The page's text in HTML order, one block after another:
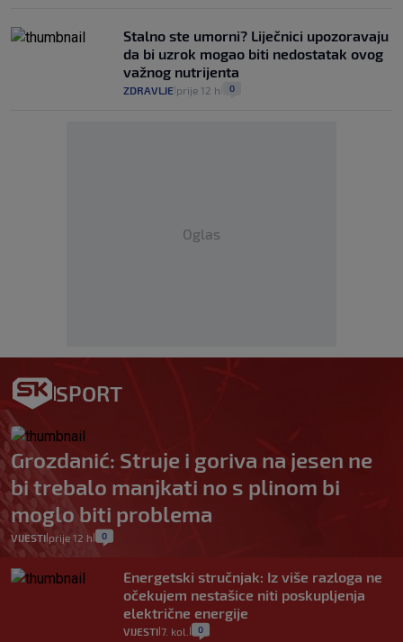
Stalno ste umorni? Liječnici upozoravaju
da bi uzrok mogao biti nedostatak ovog
važnog nutrijenta
ZDRAVLJE prije 12 h 0
Oglas
SPORT
Grozdanić: Struje i goriva na jesen ne
bi trebalo manjkati no s plinom bi
moglo biti problema
VIJESTI prije 12 h 0
Energetski stručnjak: Iz više razloga ne
očekujem nestašice niti poskupljenja
električne energije
VIJESTI 7. kol. 0